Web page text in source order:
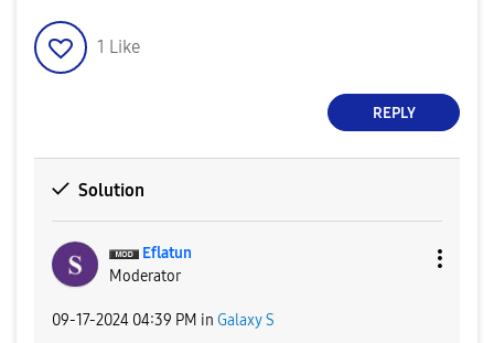
1 Like
REPLY
Solution
Eflatun
Moderator
‎09-17-2024 04:39 PM in Galaxy S